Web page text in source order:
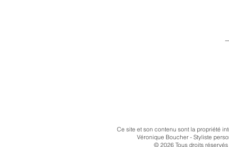
Ce site et son contenu sont la propriété
Véronique Boucher - Styliste
© 2026 Tous droits réservés